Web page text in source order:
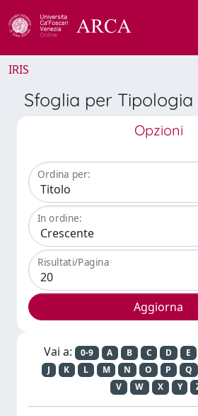
IRIS
Sfoglia per Tipologia
Opzioni
Ordina per:
In ordine:
Risultati/Pagina
Vai a: 0-9 A B C D E
J
K L M N O P Q
V
W X Y